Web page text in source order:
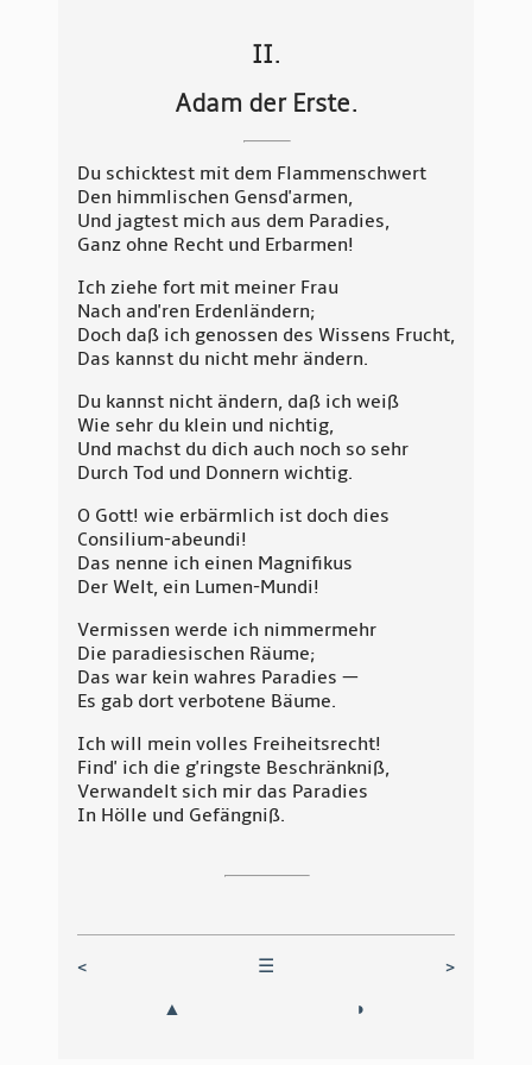
II.
Adam der Erste.
Du schicktest mit dem Flammenschwert
Den himmlischen Gensd'armen,
Und jagtest mich aus dem Paradies,
Ganz ohne Recht und Erbarmen!
Ich ziehe fort mit meiner Frau
Nach and'ren Erdenländern;
Doch daß ich genossen des Wissens Frucht,
Das kannst du nicht mehr ändern.
Du kannst nicht ändern, daß ich weiß
Wie sehr du klein und nichtig,
Und machst du dich auch noch so sehr
Durch Tod und Donnern wichtig.
O Gott! wie erbärmlich ist doch dies
Consilium-abeundi!
Das nenne ich einen Magnifikus
Der Welt, ein Lumen-Mundi!
Vermissen werde ich nimmermehr
Die paradiesischen Räume;
Das war kein wahres Paradies —
Es gab dort verbotene Bäume.
Ich will mein volles Freiheitsrecht!
Find' ich die g'ringste Beschränkniß,
Verwandelt sich mir das Paradies
In Hölle und Gefängniß.
< ☰
>
▲
◗